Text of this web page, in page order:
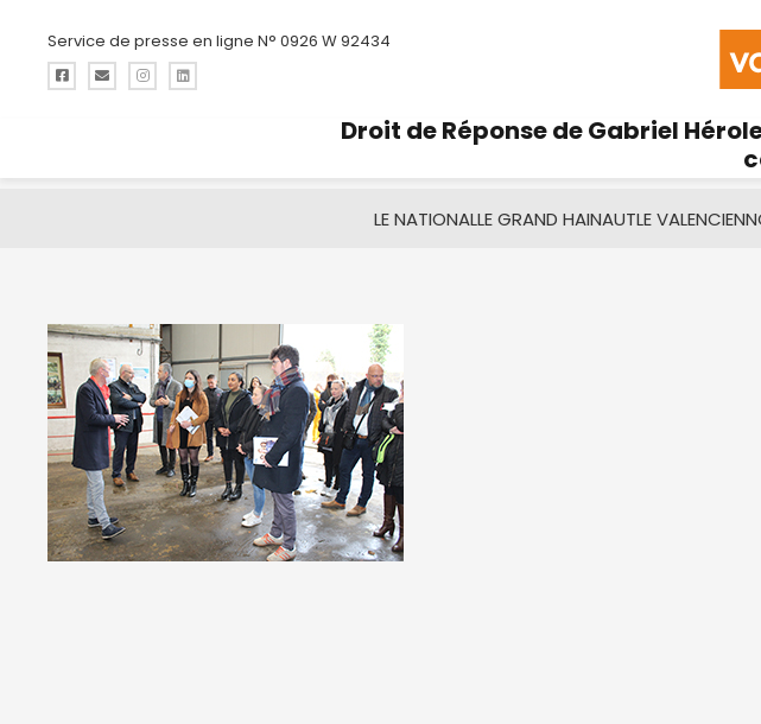
Service de presse en ligne N° 0926 W 92434
Droit de Réponse de Gabriel
LE NATIONALLE GRAND HAINAUTLE